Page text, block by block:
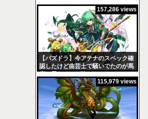
【パズドラ】今アテナのスペック確
認したけど曲芸士で騒いでたのが馬
157,286 views
115,979 views